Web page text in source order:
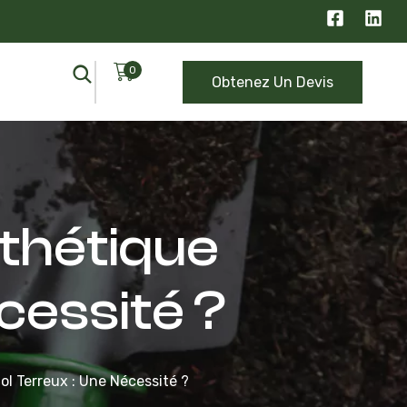
0
Obtenez Un Devis
?
Terreux : Une Nécessité ?